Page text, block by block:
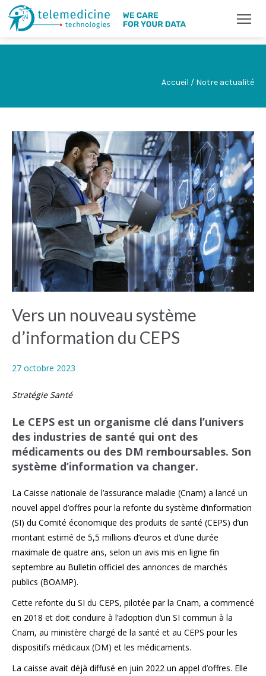
Accueil / Notre actualité
Vers un nouveau système
d’information du CEPS
27 octobre 2023
Stratégie Santé
Le CEPS est un organisme clé dans l’univers
des industries de santé qui ont des
médicaments ou des DM remboursables. Son
système d’information va changer.
La Caisse nationale de l’assurance maladie (Cnam) a lancé un
nouvel appel d’offres pour la refonte du système d’information
(SI) du Comité économique des produits de santé (CEPS) d’un
montant estimé de 5,5 millions d’euros et d’une durée
maximale de quatre ans, selon un avis mis en ligne fin
septembre au Bulletin officiel des annonces de marchés
publics (BOAMP).
Cette refonte du SI du CEPS, pilotée par la Cnam, a commencé
en 2018 et doit conduire à l’adoption d’un SI commun à la
Cnam, au ministère chargé de la santé et au CEPS pour les
dispositifs médicaux (DM) et les médicaments.
La caisse avait déjà diffusé en juin 2022 un appel d’offres. Elle